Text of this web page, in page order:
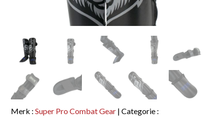
Merk :Super Pro Combat Gear | Categorie :